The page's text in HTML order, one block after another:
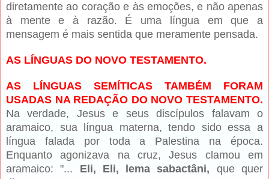
diretamente ao coração e às emoções, e não apenas
à mente e à razão. É uma língua em que a
mensagem é mais sentida que meramente pensada.
AS LÍNGUAS DO NOVO TESTAMENTO.
AS LÍNGUAS SEMÍTICAS TAMBÉM FORAM
USADAS NA REDAÇÃO DO NOVO TESTAMENTO.
Na verdade, Jesus e seus discípulos falavam o
aramaico, sua língua materna, tendo sido essa a
língua falada por toda a Palestina na época.
Enquanto agonizava na cruz, Jesus clamou em
aramaico: "... Eli, Eli, lema sabactâni, que quer